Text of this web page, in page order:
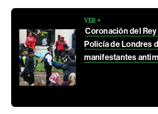
VER +
Coronación del
Policía de Londres
manifestantes